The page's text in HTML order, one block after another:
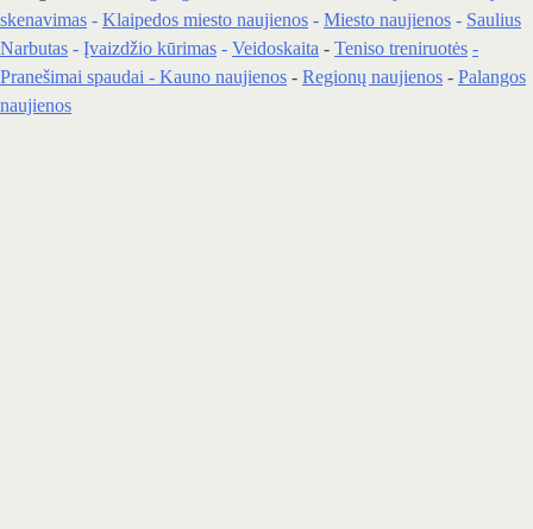
skenavimas - Klaipedos miesto naujienos - Miesto naujienos - Saulius
Narbutas - Įvaizdžio kūrimas - Veidoskaita - Teniso treniruotės -
Pranešimai spaudai - Kauno naujienos - Regionų naujienos - Palangos
naujienos